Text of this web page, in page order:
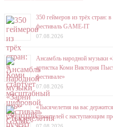
350 геймеров из трёх стран:
фестиваль GAME-IT
07.08.2026
Ансамбль народной музыки
артистка Коми Виктория
фестивале»
07.08.2026
«Тысячелетия на вас
строителей с наступающим
07.08.2026